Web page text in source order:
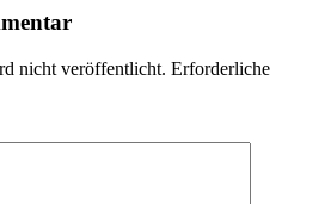
nicht veröffentlicht. Erforderliche